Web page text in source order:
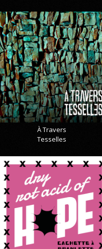
À Travers
Tesselles